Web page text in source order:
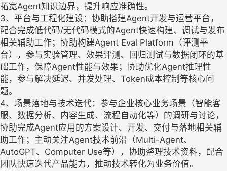
拓宽Agent知识边界，提升响应准确性。
3、平台与工程化建设：协助搭建Agent开发与运营平台，
配合完成低代码/无代码模式的Agent快速构建、调试与发布
相关辅助工作；协助构建Agent Eval Platform（评测平
台），参与实验管理、效果评测、回归测试与数据闭环的基
础工作，保障Agent性能与效果；协助优化Agent推理性
能，参与解决延迟、并发处理、Token成本控制等核心问
题。
4、场景落地与技术迭代：参与企业核心业务场景（智能客
服、数据分析、内容生成、流程自动化等）的调研与讨论，
协助完成Agent应用的方案设计、开发、交付与落地相关辅
助工作；主动关注Agent技术前沿（Multi-Agent、
AutoGPT、Computer Use等），协助整理技术资料，配合
团队快速迭代产品能力，推动技术转化为业务价值。